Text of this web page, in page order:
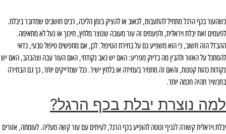
כשהעור בכף הרגל מתחיל להתעבות, לכאוב או להציק בזמן הליכה, רבים חושבים שמדובר ביבלת.
לפעמים זאת יבלת ויראלית, ולפעמים זה עור מעובה שנוצר מלחץ, חיכוך או נעל לא מתאימה.
ההבדל הזה חשוב, כי הוא משפיע גם על בחירת הטיפול. לכן, אם מחפשים טיפול טבעי, כדאי
להסתכל על האזור ולהבין מה בדיוק מפריע: האם יש כאב נקודתי, האם העור עבה וצהבהב, האם יש
נקודות כהות קטנות, והאם זה מחמיר בעמידה או בלחץ ישיר. ככל שמדייקים יותר, כך גם הבחירה
בתכשיר תהיה חכמה יותר.
למה נוצרת יבלת בכף הרגל?
יבלת ויראלית קשורה לנגיף ונוטה להופיע בכף הרגל, לעיתים עם עור קשה מעליה. לעומתה, אזורים